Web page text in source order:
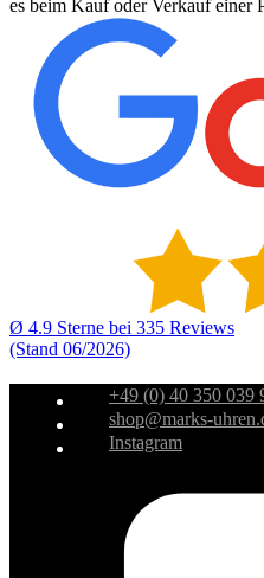
es beim Kauf oder Verkauf einer
Ø 4.9 Sterne bei 335 Reviews
(Stand 06/2026)
+49 (0) 40 350 039
shop@marks-
Instagram